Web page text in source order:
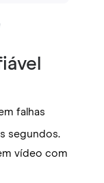
falhas
segundos.
vídeo com